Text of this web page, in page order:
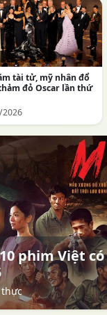
tài tử, mỹ nhân đổ
đỏ Oscar lần thứ
phim Việt